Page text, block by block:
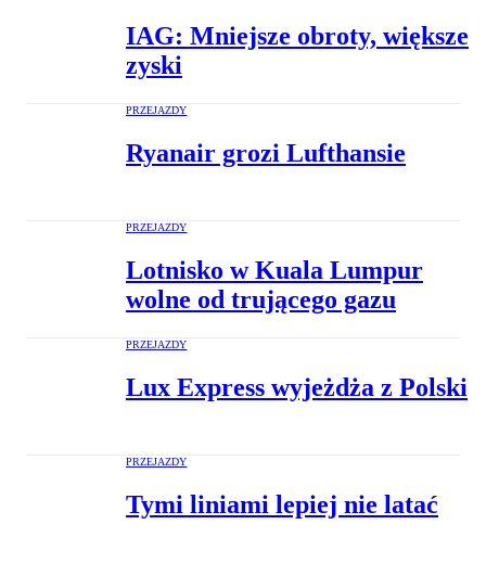
IAG: Mniejsze obroty, większe
zyski
PRZEJAZDY
Ryanair grozi Lufthansie
PRZEJAZDY
Lotnisko w Kuala Lumpur
wolne od trującego gazu
PRZEJAZDY
Lux Express wyjeżdża z Polski
PRZEJAZDY
Tymi liniami lepiej nie latać